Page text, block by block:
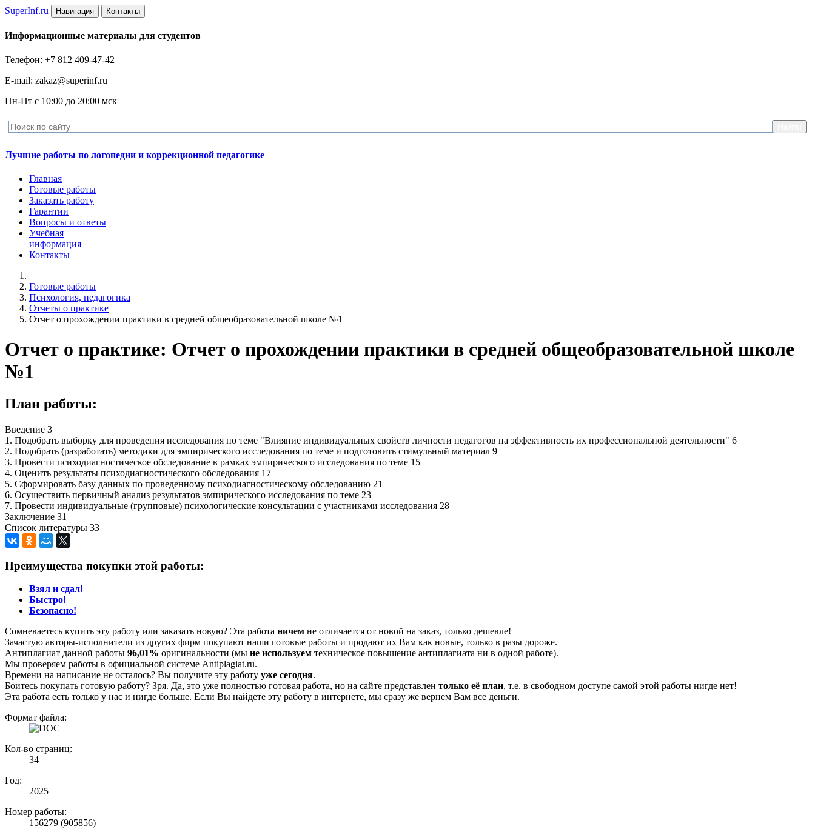
SuperInf.ru Навигация Контакты
Информационные материалы для студентов
Телефон: +7 812 409-47-42
E-mail: zakaz@superinf.ru
Пн-Пт с 10:00 до 20:00 мск
Лучшие работы по логопедии и коррекционной педагогике
Главная
Готовые работы
Заказать работу
Гарантии
Вопросы и ответы
Учебная
информация
Контакты
Готовые работы
Психология, педагогика
Отчеты о практике
Отчет о прохождении практики в средней общеобразовательной школе №1
Отчет о практике: Отчет о прохождении практики в средней общеобразовательной школе
№1
План работы:
Введение 3
1. Подобрать выборку для проведения исследования по теме "Влияние индивидуальных свойств личности педагогов на эффективность их профессиональной деятельности" 6
2. Подобрать (разработать) методики для эмпирического исследования по теме и подготовить стимульный материал 9
3. Провести психодиагностическое обследование в рамках эмпирического исследования по теме 15
4. Оценить результаты психодиагностического обследования 17
5. Сформировать базу данных по проведенному психодиагностическому обследованию 21
6. Осуществить первичный анализ результатов эмпирического исследования по теме 23
7. Провести индивидуальные (групповые) психологические консультации с участниками исследования 28
Заключение 31
Список литературы 33
Преимущества покупки этой работы:
Взял и сдал!
Быстро!
Безопасно!
Сомневаетесь купить эту работу или заказать новую? Эта работа ничем не отличается от новой на заказ, только дешевле!
Зачастую авторы-исполнители из других фирм покупают наши готовые работы и продают их Вам как новые, только в разы дороже.
Антиплагиат данной работы 96,01% оригинальности (мы не используем техническое повышение антиплагиата ни в одной работе).
Мы проверяем работы в официальной системе Аntiplagiat.ru.
Времени на написание не осталось? Вы получите эту работу уже сегодня.
Боитесь покупать готовую работу? Зря. Да, это уже полностью готовая работа, но на сайте представлен только её план, т.е. в свободном доступе самой этой работы нигде нет!
Эта работа есть только у нас и нигде больше. Если Вы найдете эту работу в интернете, мы сразу же вернем Вам все деньги.
Формат файла:
Кол-во страниц:
34
Год:
2025
Номер работы:
156279 (905856)